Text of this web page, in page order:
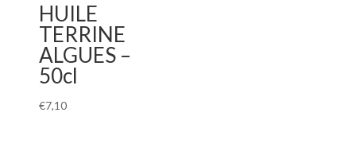
HUILE
TERRINE
ALGUES –
50cl
€7,10